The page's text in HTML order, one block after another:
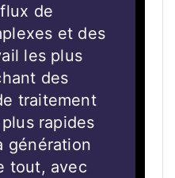
de
et des
les plus
des
traitement
rapides
génération
tout, avec